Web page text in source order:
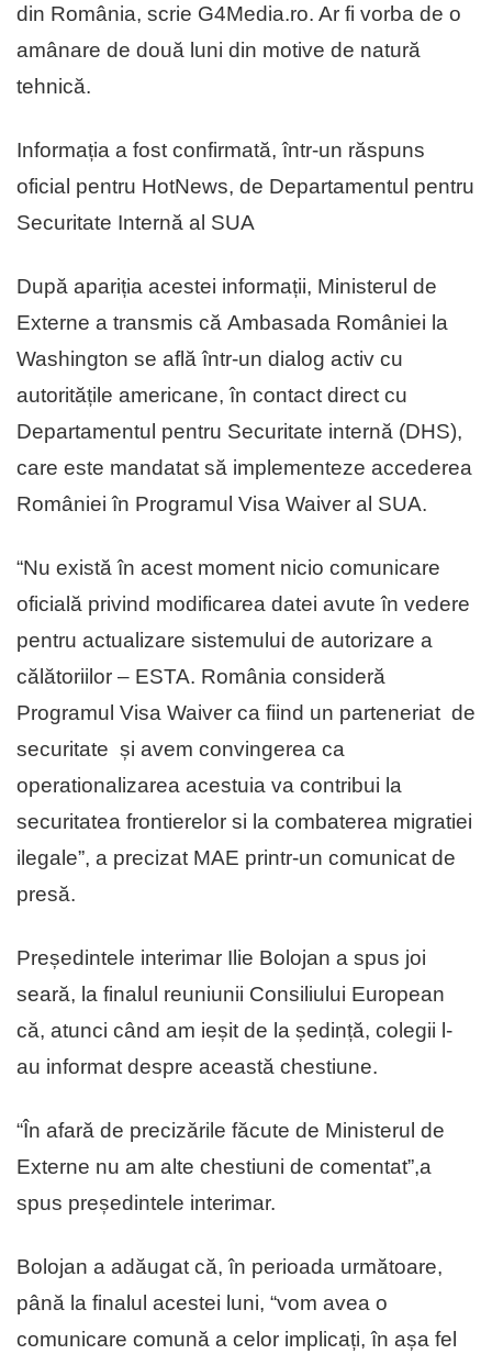
din România, scrie G4Media.ro. Ar fi vorba de o
amânare de două luni din motive de natură
tehnică.
Informația a fost confirmată, într-un răspuns
oficial pentru HotNews, de Departamentul pentru
Securitate Internă al SUA
După apariția acestei informații, Ministerul de
Externe a transmis că Ambasada României la
Washington se află într-un dialog activ cu
autoritățile americane, în contact direct cu
Departamentul pentru Securitate internă (DHS),
care este mandatat să implementeze accederea
României în Programul Visa Waiver al SUA.
“Nu există în acest moment nicio comunicare
oficială privind modificarea datei avute în vedere
pentru actualizare sistemului de autorizare a
călătoriilor – ESTA. România consideră
Programul Visa Waiver ca fiind un parteneriat de
securitate și avem convingerea ca
operationalizarea acestuia va contribui la
securitatea frontierelor si la combaterea migratiei
ilegale”, a precizat MAE printr-un comunicat de
presă.
Președintele interimar Ilie Bolojan a spus joi
seară, la finalul reuniunii Consiliului European
că, atunci când am ieșit de la ședință, colegii l-
au informat despre această chestiune.
“În afară de precizările făcute de Ministerul de
Externe nu am alte chestiuni de comentat”,a
spus președintele interimar.
Bolojan a adăugat că, în perioada următoare,
până la finalul acestei luni, “vom avea o
comunicare comună a celor implicați, în așa fel